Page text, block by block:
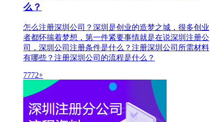
么？
怎么注册深圳公司？深圳是创业的造梦之城，很多创业
者都怀揣着梦想，第一件紧要事情就是在说深圳注册公
司，深圳公司注册条件是什么？注册深圳公司所需材料
有哪些？注册深圳公司的流程是什么？
7772+